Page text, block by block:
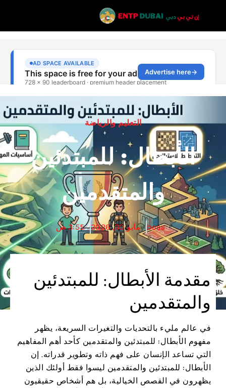
التعليم والرياضة
الأبطال: للمبتدئين
والمتقدمين
boss مايو 30, 2026 3:55 ص
مقدمة الأبطال: للمبتدئين
والمتقدمين
في عالم مليء بالتحديات والتغيرات السريعة، يظهر
مفهوم الأبطال: للمبتدئين والمتقدمين كأحد أهم المفاهيم
التي تساعد الإنسان على فهم ذاته وتطوير قدراته. إن
الأبطال: للمبتدئين والمتقدمين ليسوا فقط أولئك الذين
يظهرون في القصص الخيالية، بل هم أشخاص حقيقيون